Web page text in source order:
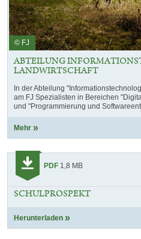
© FJ
ABTEILUNG
LANDWIRTSCHAFT
In der Abteilung
am FJ Spezialisten in Bereichen
und "Programmierung und
Mehr
Kategorie:
DownloadPDF 1,8 MB
SCHULPROSPEKT
Herunterladen